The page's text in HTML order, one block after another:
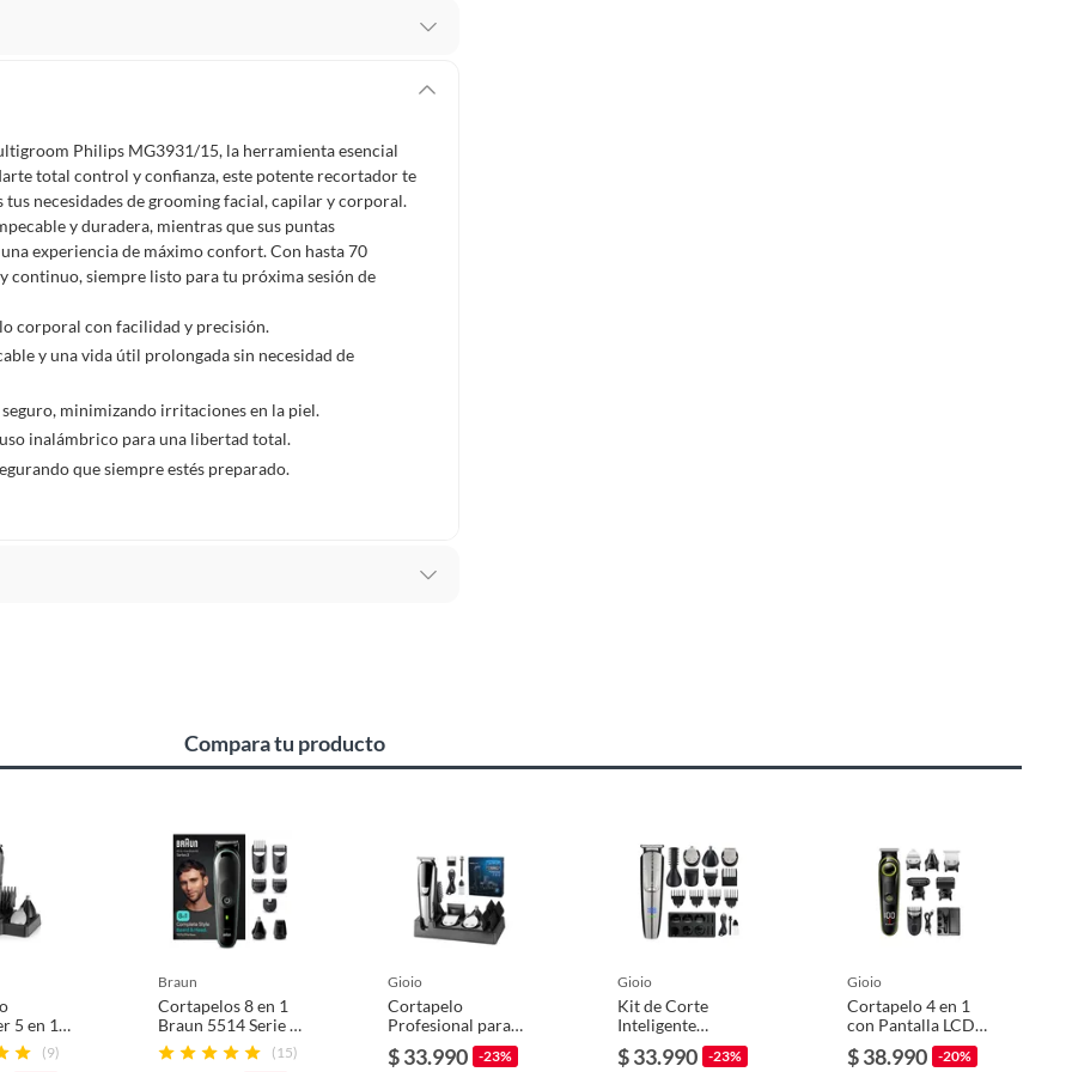
intactos y sin uso, tal como te lo entregamos. Ten
deteriorarse o caducar con rapidez.
. Debe estar en perfecto estado, con todas sus
electrónica, por ejemplo, cupones de experiencia o
en esa condición a un precio reducido.
entre otros análogos.
Philips MG3931/15, la herramienta esencial
total control y confianza, este potente recortador te
necesidades de grooming facial, capilar y corporal.
y duradera, mientras que sus puntas
experiencia de máximo confort. Con hasta 70
siempre listo para tu próxima sesión de
corporal con facilidad y precisión.
y una vida útil prolongada sin necesidad de
minimizando irritaciones en la piel.
inalámbrico para una libertad total.
que siempre estés preparado.
para cortar pelo
15
Compara tu producto
5 en 1
(9)
braun
Cortapelos 8 en 1
Braun 5514 Serie 3
Wet&Dry Cara
Cuerpo
(15)
gioio
Cortapelo
Profesional para
Barbería y Corte al
Ras en Casa
$ 33.990 -23%
gioio
Kit de Corte
Inteligente
Impermeable
Multifunción para
$ 33.990 -23%
gioio
Cortapelo 4 en 1
con Pantalla LCD
para Barba y Más
$ 38.990 -20%